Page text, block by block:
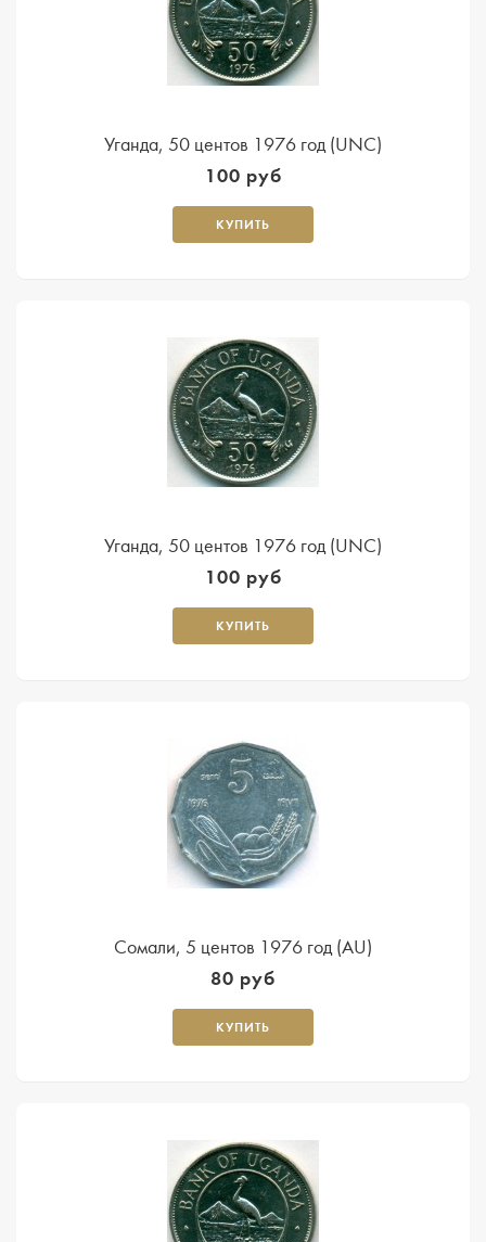
Уганда, 50 центов 1976 год (UNC)
100 руб
КУПИТЬ
Уганда, 50 центов 1976 год (UNC)
100 руб
КУПИТЬ
Сомали, 5 центов 1976 год (AU)
80 руб
КУПИТЬ